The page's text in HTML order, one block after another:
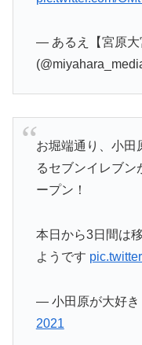
— あるえ【宮原大
お堀端通り、小田
るセブンイレブン
ープン！
本日から3日間は
ようです
— 小田原が大好き
2021